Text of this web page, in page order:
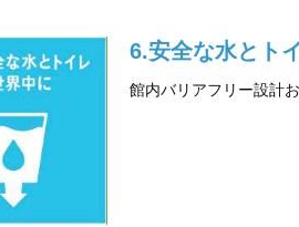
6.安全な水と
館内バリアフリー設計